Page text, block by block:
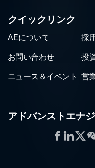
クイックリンク
AEについて 採
お問い合わせ 投
ニュース＆イベント 営
アドバンストエナ